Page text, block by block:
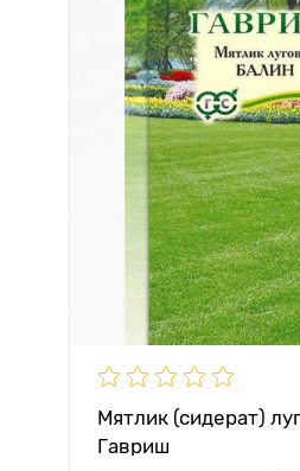
Мятлик (сидерат)
Гавриш